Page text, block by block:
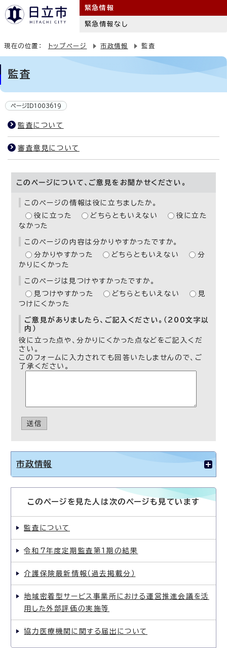
緊急情報
緊急情報なし
現在の位置： トップページ 市政情報 監査
監査
ページID1003619
監査について
審査意見について
このページについて、ご意見をお聞かせください。
このページの情報は役に立ちましたか。
役に立った
どちらともいえない
役に立た
なかった
このページの内容は分かりやすかったですか。
分かりやすかった
どちらともいえない
分
かりにくかった
このページは見つけやすかったですか。
見つけやすかった
どちらともいえない
見
つけにくかった
ご意見がありましたら、ご記入ください。（200文字以
内）
役に立った点や、分かりにくかった点などをご記入くだ
さい。
このフォームに入力されても回答いたしませんので、ご
了承ください。
送信
市政情報
このページを見た人は次のページも見ています
監査について
令和7年度定期監査第1期の結果
介護保険最新情報（過去掲載分）
地域密着型サービス事業所における運営推進会議を活
用した外部評価の実施等
協力医療機関に関する届出について